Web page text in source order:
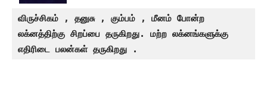
விருச்சிகம் , தனுசு , கும்பம் , மீனம் போன்ற
லக்னத்திற்கு சிறப்பை தருகிறது. மற்ற லக்னங்களுக்கு
எதிரிடை பலன்கள் தருகிறது .